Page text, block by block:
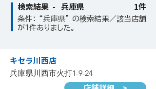
検索結果 - 兵庫県 1件
条件： “兵庫県” の検索結果／該当店舗
が1件ありました。
キセラ川西店
兵庫県川西市火打1-9-24